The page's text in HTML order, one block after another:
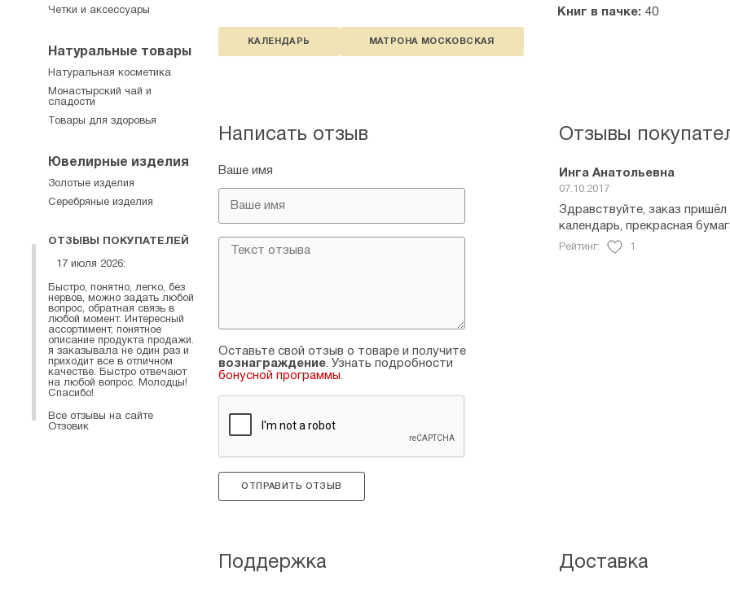
КАЛЕНДАРЬ МАТРОНА МОСКОВСКАЯ
Книг в пачке: 40
Написать отзыв
Ваше имя
Оставьте свой отзыв о товаре и получите
вознаграждение. Узнать подробности
бонусной программы.
ОТПРАВИТЬ ОТЗЫВ
Отзывы
Инга Анатольевна
07.10.2017
Здравствуйте, заказ
календарь, прекрасная
Рейтинг: 1
Поддержка Доставка
Четки и аксессуары
Натуральные товары
Натуральная косметика
Монастырский чай и
сладости
Товары для здоровья
Ювелирные изделия
Золотые изделия
Серебряные изделия
ОТЗЫВЫ ПОКУПАТЕЛЕЙ
17 июля 2026:
Быстро, понятно, легко, без
нервов, можно задать любой
вопрос, обратная связь в
любой момент. Интересный
ассортимент, понятное
описание продукта продажи.
я заказывала не один раз и
приходит все в отличном
качестве. Быстро отвечают
на любой вопрос. Молодцы!
Спасибо!
Все отзывы на сайте
Отзовик